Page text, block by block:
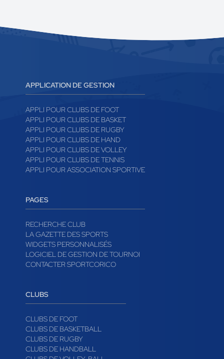
APPLICATION DE GESTION
APPLI POUR CLUBS DE FOOT
APPLI POUR CLUBS DE BASKET
APPLI POUR CLUBS DE RUGBY
APPLI POUR CLUBS DE HAND
APPLI POUR CLUBS DE VOLLEY
PAGES
RECHERCHE CLUB
LA GAZETTE DES SPORTS
WIDGETS PERSONNALISÉS
CLUBS
CLUBS DE FOOT
CLUBS DE BASKETBALL